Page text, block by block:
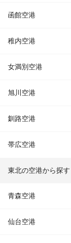
函館空港
稚内空港
女満別空港
旭川空港
釧路空港
帯広空港
東北の空港から探す
青森空港
仙台空港